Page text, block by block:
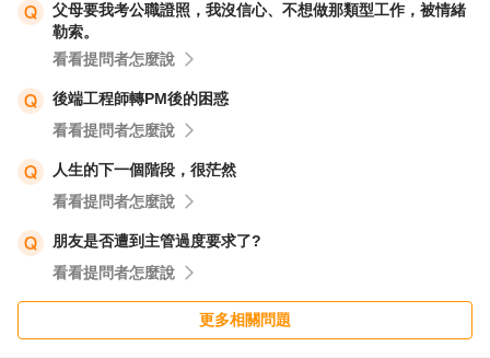
父母要我考公職證照，我沒信心、不想做那類型工作，被情緒
勒索。
看看提問者怎麼說
後端工程師轉PM後的困惑
看看提問者怎麼說
人生的下一個階段，很茫然
看看提問者怎麼說
朋友是否遭到主管過度要求了?
看看提問者怎麼說
更多相關問題